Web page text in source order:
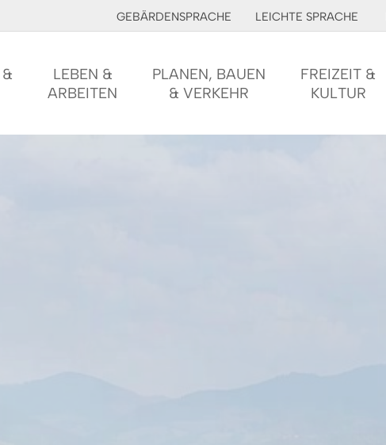
GEBÄRDENSPRACHE LEICHTE SPRACHE
LEBEN &
ARBEITEN
PLANEN, BAUEN
& VERKEHR
FREIZEIT &
KULTUR